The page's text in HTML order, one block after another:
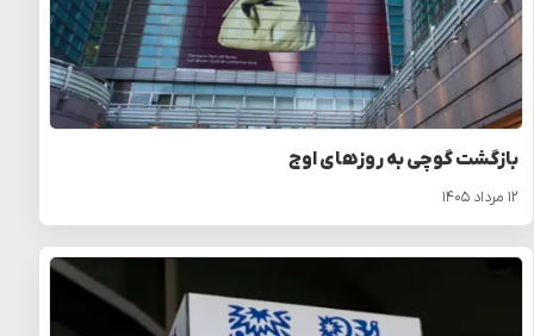
بازگشت گوچی به روزهای اوج
۱۲ مرداد ۱۴۰۵